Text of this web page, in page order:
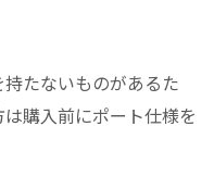
たないものがあるた
購入前にポート仕様を